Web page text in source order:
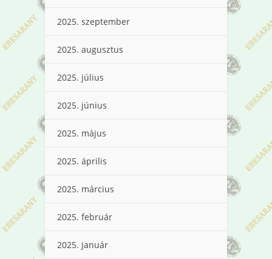
2025. szeptember
2025. augusztus
2025. július
2025. június
2025. május
2025. április
2025. március
2025. február
2025. január